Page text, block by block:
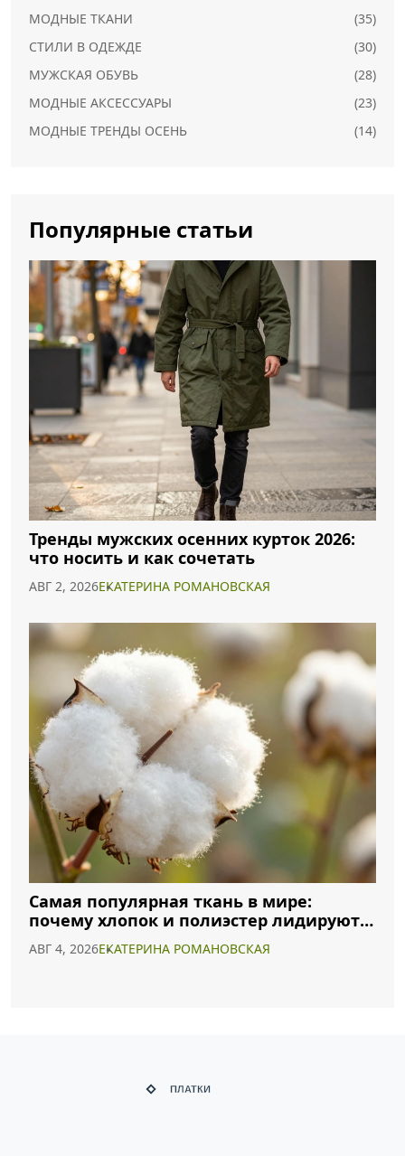
МОДНЫЕ ТКАНИ
(35)
СТИЛИ В ОДЕЖДЕ
(30)
МУЖСКАЯ ОБУВЬ
(28)
МОДНЫЕ АКСЕССУАРЫ
(23)
МОДНЫЕ ТРЕНДЫ ОСЕНЬ
(14)
Популярные статьи
Тренды мужских осенних курток 2026:
что носить и как сочетать
АВГ 2, 2026ЕКАТЕРИНА РОМАНОВСКАЯ
Самая популярная ткань в мире:
почему хлопок и полиэстер лидируют в
АВГ 4, 2026ЕКАТЕРИНА РОМАНОВСКАЯ